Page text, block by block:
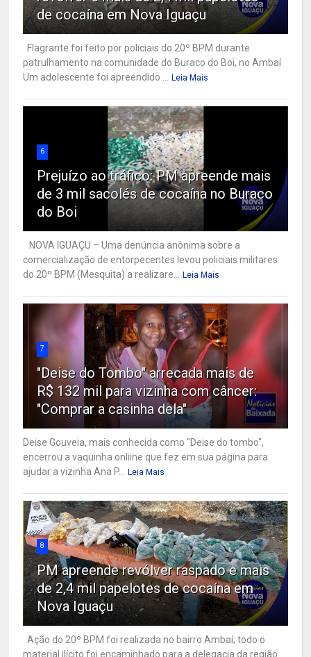
de cocaína em Nova Iguaçu
Flagrante foi feito por policiais do 20º BPM durante
patrulhamento na comunidade do Buraco do Boi, no Ambaí
Um adolescente foi apreendido ... Leia Mais
6
Prejuízo ao tráfico: PM apreende mais
de 3 mil sacolés de cocaína no Buraco
do Boi
NOVA IGUAÇU – Uma denúncia anônima sobre a
comercialização de entorpecentes levou policiais militares
do 20º BPM (Mesquita) a realizare... Leia Mais
7
"Deise do Tombo" arrecada mais de
R$ 132 mil para vizinha com câncer:
"Comprar a casinha dela"
Deise Gouveia, mais conhecida como "Deise do tombo",
encerrou a vaquinha onliine que fez em sua página para
ajudar a vizinha Ana P... Leia Mais
8
PM apreende revólver raspado e mais
de 2,4 mil papelotes de cocaína em
Nova Iguaçu
Ação do 20º BPM foi realizada no bairro Ambaí; todo o
material ilícito foi encaminhado para a delegacia da região